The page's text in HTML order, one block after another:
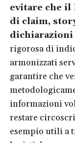
evitare che il
di claim,
rigorosa di
armonizzati
garantire che
informazioni
restare
esempio utili a